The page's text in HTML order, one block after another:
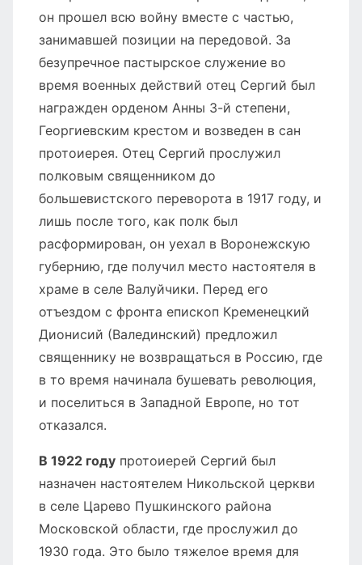
он прошел всю войну вместе с частью,
занимавшей позиции на передовой. За
безупречное пастырское служение во
время военных действий отец Сергий был
награжден орденом Анны 3-й степени,
Георгиевским крестом и возведен в сан
протоиерея. Отец Сергий прослужил
полковым священником до
большевистского переворота в 1917 году, и
лишь после того, как полк был
расформирован, он уехал в Воронежскую
губернию, где получил место настоятеля в
храме в селе Валуйчики. Перед его
отъездом с фронта епископ Кременецкий
Дионисий (Валединский) предложил
священнику не возвращаться в Россию, где
в то время начинала бушевать революция,
и поселиться в Западной Европе, но тот
отказался.
В 1922 году протоиерей Сергий был
назначен настоятелем Никольской церкви
в селе Царево Пушкинского района
Московской области, где прослужил до
1930 года. Это было тяжелое время для